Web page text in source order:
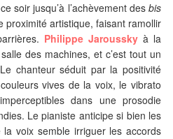
soir jusqu’à l’achèvement des bis
proximité artistique, faisant ramollir
Philippe Jarousskyà la
des machines, et c’est tout un
chanteur séduit par la positivité
vives de la voix, le vibrato
dans une prosodie
Le pianiste anticipe si bien les
voix semble irriguer les accords